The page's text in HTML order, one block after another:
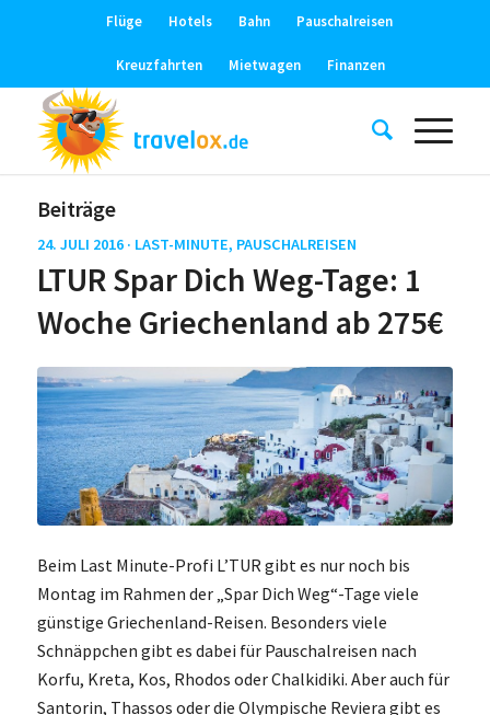
Flüge Hotels Bahn Pauschalreisen
Kreuzfahrten Mietwagen Finanzen
Beiträge
24. JULI 2016 · LAST-MINUTE, PAUSCHALREISEN
LTUR Spar Dich Weg-Tage: 1
Woche Griechenland ab 275€
Beim Last Minute-Profi L’TUR gibt es nur noch bis
Montag im Rahmen der „Spar Dich Weg“-Tage viele
günstige Griechenland-Reisen. Besonders viele
Schnäppchen gibt es dabei für Pauschalreisen nach
Korfu, Kreta, Kos, Rhodos oder Chalkidiki. Aber auch für
Santorin, Thassos oder die Olympische Reviera gibt es